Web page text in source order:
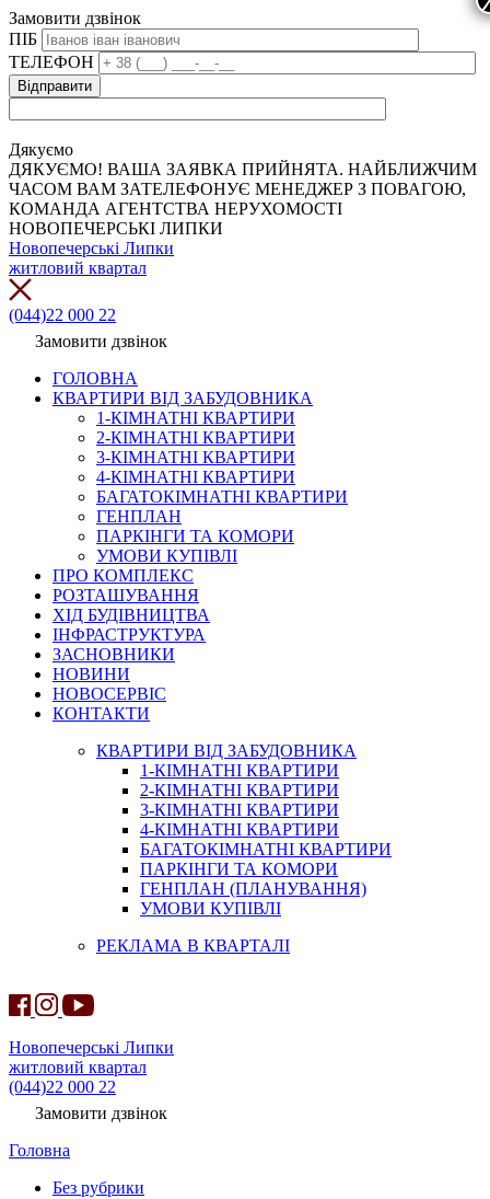
Замовити дзвінок
ПІБ
ТЕЛЕФОН
Дякуємо
ДЯКУЄМО! ВАША ЗАЯВКА ПРИЙНЯТА. НАЙБЛИЖЧИМ
ЧАСОМ ВАМ ЗАТЕЛЕФОНУЄ МЕНЕДЖЕР З ПОВАГОЮ,
КОМАНДА АГЕНТСТВА НЕРУХОМОСТІ
НОВОПЕЧЕРСЬКІ ЛИПКИ
Новопечерські Липки
житловий квартал
(044)22 000 22
Замовити дзвінок
ГОЛОВНА
КВАРТИРИ ВІД ЗАБУДОВНИКА
1-КІМНАТНІ КВАРТИРИ
2-КІМНАТНІ КВАРТИРИ
3-КІМНАТНІ КВАРТИРИ
4-КІМНАТНІ КВАРТИРИ
БАГАТОКІМНАТНІ КВАРТИРИ
ГЕНПЛАН
ПАРКІНГИ ТА КОМОРИ
УМОВИ КУПІВЛІ
ПРО КОМПЛЕКС
РОЗТАШУВАННЯ
ХІД БУДІВНИЦТВА
ІНФРАСТРУКТУРА
ЗАСНОВНИКИ
НОВИНИ
НОВОСЕРВІС
КОНТАКТИ
КВАРТИРИ ВІД ЗАБУДОВНИКА
1-КІМНАТНІ КВАРТИРИ
2-КІМНАТНІ КВАРТИРИ
3-КІМНАТНІ КВАРТИРИ
4-КІМНАТНІ КВАРТИРИ
БАГАТОКІМНАТНІ КВАРТИРИ
ПАРКІНГИ ТА КОМОРИ
ГЕНПЛАН (ПЛАНУВАННЯ)
УМОВИ КУПІВЛІ
РЕКЛАМА В КВАРТАЛІ
Новопечерські Липки
житловий квартал
(044)22 000 22
Замовити дзвінок
Головна
Без рубрики